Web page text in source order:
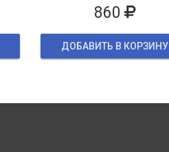
860
ДОБАВИТЬ В КОРЗИНУ